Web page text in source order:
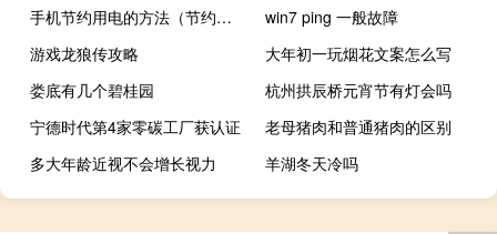
手机节约用电的方法（节约用电的方法）
win7 ping 一般故障
游戏龙狼传攻略
大年初一玩烟花文案怎么写
娄底有几个碧桂园
杭州拱辰桥元宵节有灯会吗
宁德时代第4家零碳工厂获认证
老母猪肉和普通猪肉的区别
多大年龄近视不会增长视力
羊湖冬天冷吗